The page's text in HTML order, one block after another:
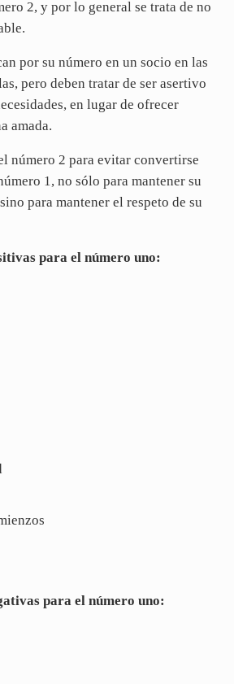
2, y por lo general se trata de no
por su número en un socio en las
pero deben tratar de ser asertivo
en lugar de ofrecer
amada.
número 2 para evitar convertirse
1, no sólo para mantener su
para mantener el respeto de su
para el número uno:
para el número uno: